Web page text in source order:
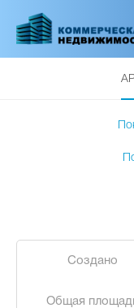
основному
Создано
Общая